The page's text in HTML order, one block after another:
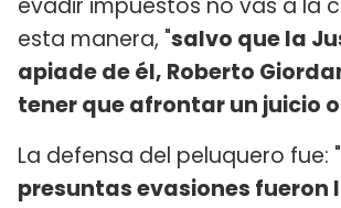
esta manera, "salvo que la
apiade de él, Roberto
tener que afrontar un juicio
La defensa del peluquero fue: "
presuntas evasiones fueron